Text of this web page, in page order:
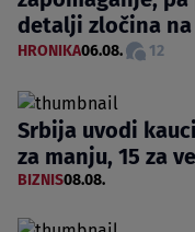
detalji zločina na
HRONIKA06.08. 12
Srbija uvodi
za manju, 15 za
BIZNIS08.08.